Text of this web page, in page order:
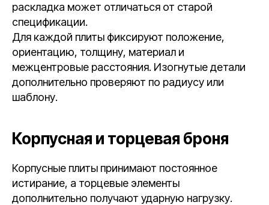
раскладка может отличаться от старой
спецификации.
Для каждой плиты фиксируют положение,
ориентацию, толщину, материал и
межцентровые расстояния. Изогнутые детали
дополнительно проверяют по радиусу или
шаблону.
Корпусная и торцевая броня
Корпусные плиты принимают постоянное
истирание, а торцевые элементы
дополнительно получают ударную нагрузку.